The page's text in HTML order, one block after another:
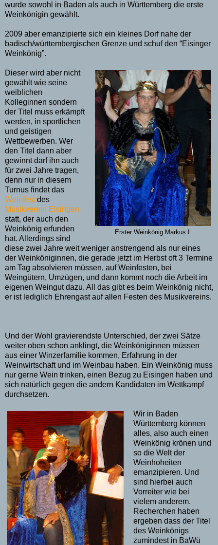
wurde sowohl in Baden als auch in Württemberg die erste
Weinkönigin gewählt.
2009 aber emanzipierte sich ein kleines Dorf nahe der
badisch/württembergischen Grenze und schuf den “Eisinger
Weinkönig”.
Erster Weinkönig Markus I.
Dieser wird aber nicht
gewählt wie seine
weiblichen
Kolleginnen sondern
der Titel muss erkämpft
werden, in sportlichen
und geistigen
Wettbewerben. Wer
den Titel dann aber
gewinnt darf ihn auch
für zwei Jahre tragen,
denn nur in diesem
Turnus findet das
Weinfestdes
Musikverein Eisingen
statt, der auch den
Weinkönig erfunden
hat. Allerdings sind
diese zwei Jahre weit weniger anstrengend als nur eines
der Weinköniginnen, die gerade jetzt im Herbst oft 3 Termine
am Tag absolvieren müssen, auf Weinfesten, bei
Weingütern, Umzügen, und dann kommt noch die Arbeit im
eigenen Weingut dazu. All das gibt es beim Weinkönig nicht,
er ist lediglich Ehrengast auf allen Festen des Musikvereins.
Und der Wohl gravierendste Unterschied, der zwei Sätze
weiter oben schon anklingt, die Weinköniginnen müssen
aus einer Winzerfamilie kommen, Erfahrung in der
Weinwirtschaft und im Weinbau haben. Ein Weinkönig muss
nur gerne Wein trinken, einen Bezug zu Eisingen haben und
sich natürlich gegen die andern Kandidaten im Wettkampf
durchsetzen.
Wir in Baden
Württemberg können
alles, also auch einen
Weinkönig krönen und
so die Welt der
Weinhoheiten
emanzipieren. Und
sind hierbei auch
Vorreiter wie bei
vielem anderem.
Recherchen haben
ergeben dass der Titel
des Weinkönigs
zumindest in BaWü